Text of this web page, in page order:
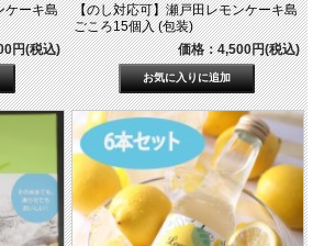
ケーキ島
円(税込)
【のし対応可】瀬戸田レモンケーキ島
ごころ15個入 (包装)
価格：4,500円(税込)